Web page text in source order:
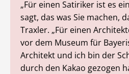
„Für einen Satiriker ist es
sagt, das was Sie machen,
Traxler. „Für einen
vor dem Museum für
Architekt und ich bin der
durch den Kakao gezogen